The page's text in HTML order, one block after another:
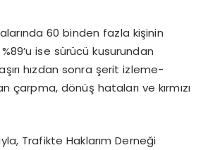
60 binden fazla kişinin
ise sürücü kusurundan
hızdan sonra şerit izleme-
dönüş hataları ve kırmızı
Trafikte Haklarım Derneği